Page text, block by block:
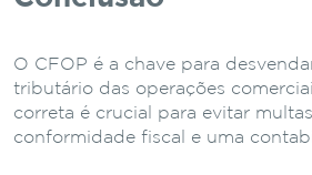
O CFOP é a chave para
tributário das operações
correta é crucial para evitar
conformidade fiscal e uma